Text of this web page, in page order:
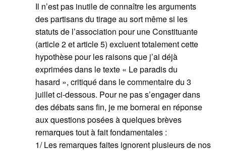
Il n’est pas inutile de connaître les arguments
des partisans du tirage au sort même si les
statuts de l’association pour une Constituante
(article 2 et article 5) excluent totalement cette
hypothèse pour les raisons que j’ai déjà
exprimées dans le texte « Le paradis du
hasard », critiqué dans le commentaire du 3
juillet ci-dessous. Pour ne pas s’engager dans
des débats sans fin, je me bornerai en réponse
aux questions posées à quelques brèves
remarques tout à fait fondamentales :
1/ Les remarques faites ignorent plusieurs de nos